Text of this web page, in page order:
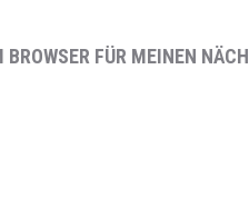
FÜR MEINEN